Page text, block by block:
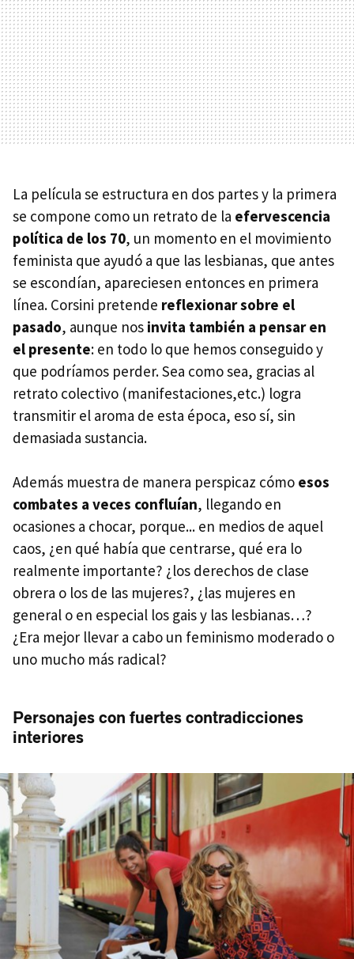
La película se estructura en dos partes y la primera
se compone como un retrato de la efervescencia
política de los 70, un momento en el movimiento
feminista que ayudó a que las lesbianas, que antes
se escondían, apareciesen entonces en primera
línea. Corsini pretende reflexionar sobre el
pasado, aunque nos invita también a pensar en
el presente: en todo lo que hemos conseguido y
que podríamos perder. Sea como sea, gracias al
retrato colectivo (manifestaciones,etc.) logra
transmitir el aroma de esta época, eso sí, sin
demasiada sustancia.
Además muestra de manera perspicaz cómo esos
combates a veces confluían, llegando en
ocasiones a chocar, porque... en medios de aquel
caos, ¿en qué había que centrarse, qué era lo
realmente importante? ¿los derechos de clase
obrera o los de las mujeres?, ¿las mujeres en
general o en especial los gais y las lesbianas…?
¿Era mejor llevar a cabo un feminismo moderado o
uno mucho más radical?
Personajes con fuertes contradicciones
interiores